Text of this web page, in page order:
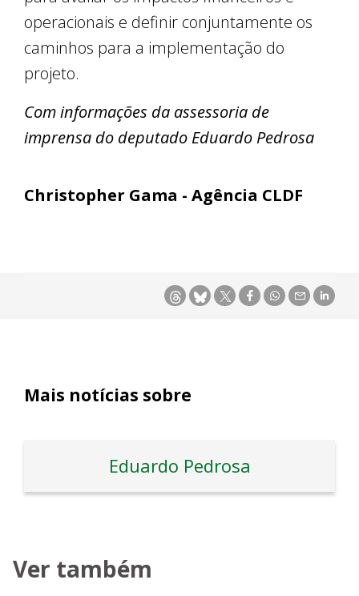
operacionais e definir conjuntamente os
caminhos para a implementação do
projeto.
Com informações da assessoria de
imprensa do deputado Eduardo Pedrosa
Christopher Gama - Agência CLDF
Mais notícias sobre
Eduardo Pedrosa
Ver também